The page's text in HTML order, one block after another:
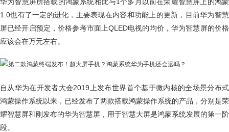
1.0也有了一定的进化，主要表现在内容和功能上的更新，目前华为智慧
屏已经开启预定，价格参考市面上QLED电视的均价，华为智慧屏的价格
应该会在万元左右。
自从华为在开发者大会2019上发布世界首个基于微内核的全场景分布式
鸿蒙操作系统以来，已经发布了两款搭载鸿蒙操作系统的产品，分别是荣
耀智慧屏和刚发布的华为智慧屏，用于智慧大屏是鸿蒙系统发展的第一阶
段。